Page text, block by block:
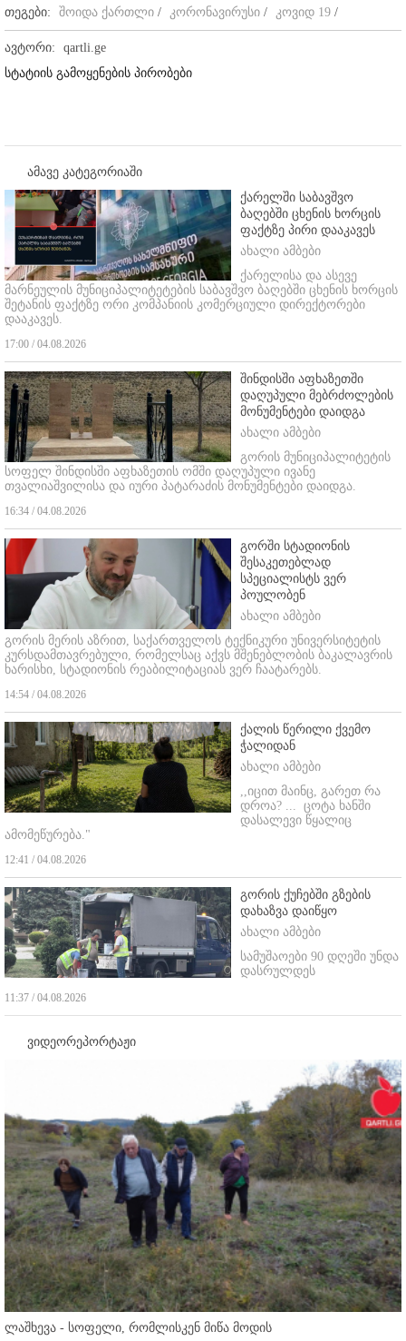
თეგები:
შოიდა ქართლი / კორონავირუსი / კოვიდ 19 /
ავტორი:
qartli.ge
სტატიის გამოყენების პირობები
ამავე კატეგორიაში
ქარელში საბავშვო
ბაღებში ცხენის ხორცის
ფაქტზე პირი დააკავეს
ახალი ამბები
ქარელისა და ასევე
მარნეულის მუნიციპალიტეტების საბავშვო ბაღებში ცხენის ხორცის
შეტანის ფაქტზე ორი კომპანიის კომერციული დირექტორები
დააკავეს.
17:00 / 04.08.2026
შინდისში აფხაზეთში
დაღუპული მებრძოლების
მონუმენტები დაიდგა
ახალი ამბები
გორის მუნიციპალიტეტის
სოფელ შინდისში აფხაზეთის ომში დაღუპული ივანე
თვალიაშვილისა და იური პატარაძის მონუმენტები დაიდგა.
16:34 / 04.08.2026
გორში სტადიონის
შესაკეთებლად
სპეციალისტს ვერ
პოულობენ
ახალი ამბები
გორის მერის აზრით, საქართველოს ტექნიკური უნივერსიტეტის
კურსდამთავრებული, რომელსაც აქვს მშენებლობის ბაკალავრის
ხარისხი, სტადიონის რეაბილიტაციას ვერ ჩაატარებს.
14:54 / 04.08.2026
ქალის წერილი ქვემო
ჭალიდან
ახალი ამბები
,,იცით მაინც, გარეთ რა
დროა? ... ცოტა ხანში
დასალევი წყალიც
ამომეწურება."
12:41 / 04.08.2026
გორის ქუჩებში გზების
დახაზვა დაიწყო
ახალი ამბები
სამუშაოები 90 დღეში უნდა
დასრულდეს
11:37 / 04.08.2026
ვიდეორეპორტაჟი
ლაშხევა - სოფელი, რომლისკენ მიწა მოდის